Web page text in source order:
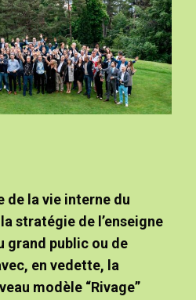
de la vie interne du
stratégie de l’enseigne
grand public ou de
en vedette, la
modèle “Rivage”